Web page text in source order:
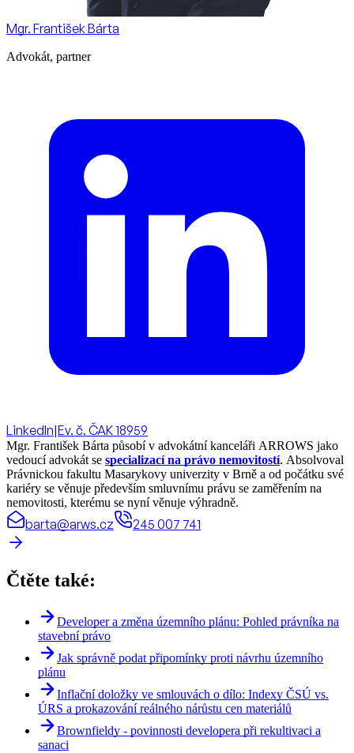
Mgr. František Bárta
Advokát, partner
LinkedIn|Ev. č. ČAK 18959
Mgr. František Bárta působí v advokátní kanceláři ARROWS jako
vedoucí advokát se specializací na právo nemovitostí. Absolvoval
Právnickou fakultu Masarykovy univerzity v Brně a od počátku své
kariéry se věnuje především smluvnímu právu se zaměřením na
nemovitosti, kterému se nyní věnuje výhradně.
barta@arws.cz 245 007 741
Čtěte také:
Developer a změna územního plánu: Pohled právníka na
stavební právo
Jak správně podat připomínky proti návrhu územního
plánu
Inflační doložky ve smlouvách o dílo: Indexy ČSÚ vs.
ÚRS a prokazování reálného nárůstu cen materiálů
Brownfieldy - povinnosti developera při rekultivaci a
sanaci